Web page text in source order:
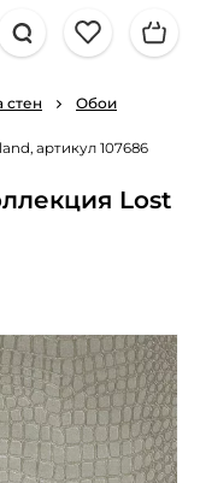
стен
Обои
артикул 107686
Lost